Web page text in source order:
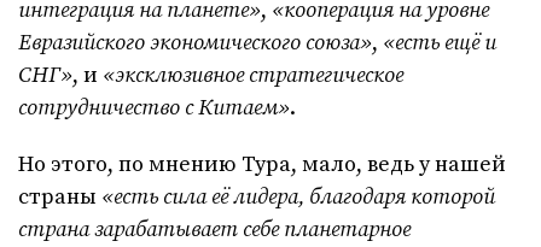
интеграция на планете», «кооперация на уровне
Евразийского экономического союза», «есть ещё и
СНГ», и «эксклюзивное стратегическое
сотрудничество с Китаем».
Но этого, по мнению Тура, мало, ведь у нашей
страны «есть сила её лидера, благодаря которой
страна зарабатывает себе планетарное